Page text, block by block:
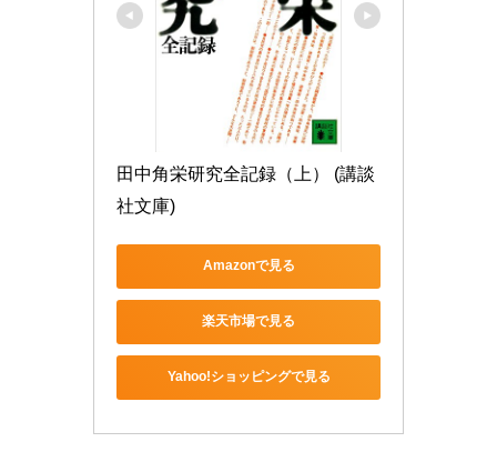
田中角栄研究全記録（上） (講談
社文庫)
Amazonで見る
楽天市場で見る
Yahoo!ショッピングで見る